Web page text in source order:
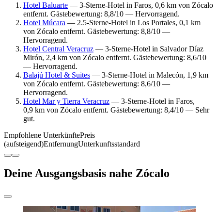
Hotel Baluarte — 3-Sterne-Hotel in Faros, 0,6 km von Zócalo
entfernt. Gästebewertung: 8,8/10 — Hervorragend.
Hotel Múcara — 2.5-Sterne-Hotel in Los Portales, 0,1 km
von Zócalo entfernt. Gästebewertung: 8,8/10 —
Hervorragend.
Hotel Central Veracruz — 3-Sterne-Hotel in Salvador Díaz
Mirón, 2,4 km von Zócalo entfernt. Gästebewertung: 8,6/10
— Hervorragend.
Balajú Hotel & Suites — 3-Sterne-Hotel in Malecón, 1,9 km
von Zócalo entfernt. Gästebewertung: 8,6/10 —
Hervorragend.
Hotel Mar y Tierra Veracruz — 3-Sterne-Hotel in Faros,
0,9 km von Zócalo entfernt. Gästebewertung: 8,4/10 — Sehr
gut.
Empfohlene UnterkünftePreis
(aufsteigend)EntfernungUnterkunftsstandard
Deine Ausgangsbasis nahe Zócalo